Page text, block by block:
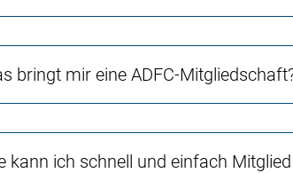
bringt mir eine ADFC-
kann ich schnell und einfach